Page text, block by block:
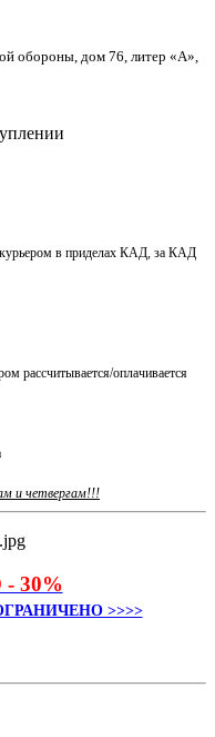
обороны, дом 76, литер «А»,
курьером в приделах КАД, за КАД
рассчитывается/оплачивается
и четвергам!!!
30%
>>>>